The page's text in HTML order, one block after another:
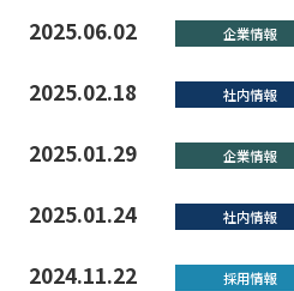
2025.06.02 企業情報
2025.02.18 社内情報
2025.01.29 企業情報
2025.01.24 社内情報
2024.11.22 採用情報